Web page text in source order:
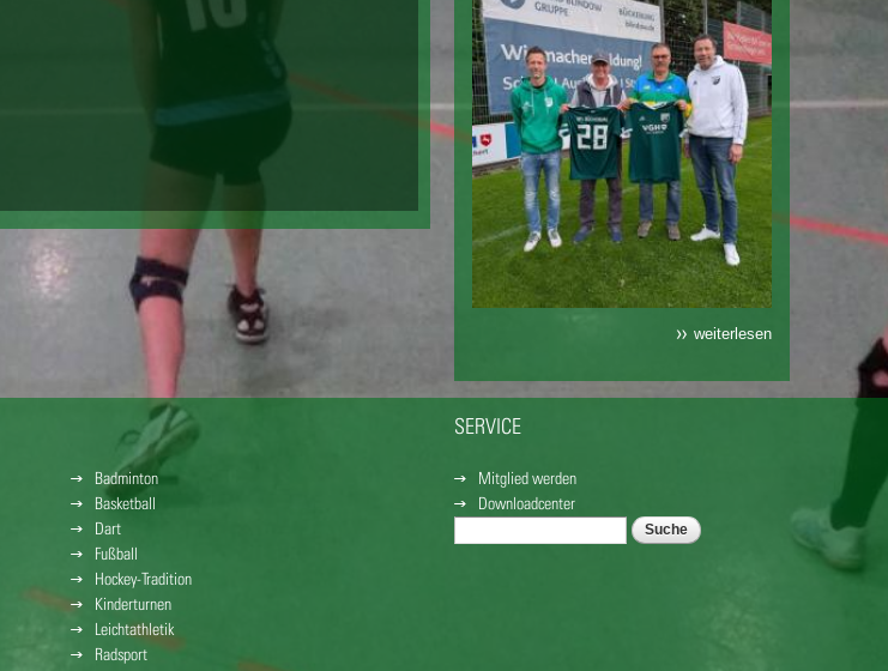
weiterlesen
Badminton
Basketball
Dart
Fußball
Hockey-Tradition
Kinderturnen
Leichtathletik
Radsport
SERVICE
Mitglied werden
Downloadcenter